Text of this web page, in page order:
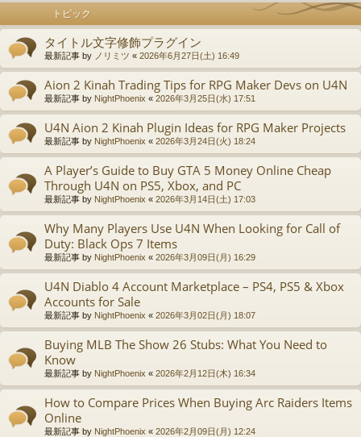
トピック
タイトル文字修飾プラグイン
最新記事 by ノリミツ « 2026年6月27日(土) 16:49
Aion 2 Kinah Trading Tips for RPG Maker Devs on U4N
最新記事 by NightPhoenix « 2026年3月25日(水) 17:51
U4N Aion 2 Kinah Plugin Ideas for RPG Maker Projects
最新記事 by NightPhoenix « 2026年3月24日(火) 18:24
A Player’s Guide to Buy GTA 5 Money Online Cheap
Through U4N on PS5, Xbox, and PC
最新記事 by NightPhoenix « 2026年3月14日(土) 17:03
Why Many Players Use U4N When Looking for Call of
Duty: Black Ops 7 Items
最新記事 by NightPhoenix « 2026年3月09日(月) 16:29
U4N Diablo 4 Account Marketplace – PS4, PS5 & Xbox
Accounts for Sale
最新記事 by NightPhoenix « 2026年3月02日(月) 18:07
Buying MLB The Show 26 Stubs: What You Need to
Know
最新記事 by NightPhoenix « 2026年2月12日(木) 16:34
How to Compare Prices When Buying Arc Raiders Items
Online
最新記事 by NightPhoenix « 2026年2月09日(月) 12:24